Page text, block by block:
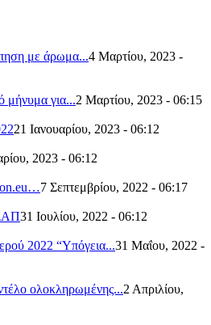
με άρωμα...4 Μαρτίου, 2023 -
μήνυμα για...2 Μαρτίου, 2023 - 06:15
21 Ιανουαρίου, 2023 - 06:12
2023 - 06:12
7 Σεπτεμβρίου, 2022 - 06:17
31 Ιουλίου, 2022 - 06:12
2022 “Υπόγεια...31 Μαΐου, 2022 -
ολοκληρωμένης...2 Απριλίου,